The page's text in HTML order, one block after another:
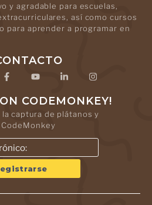
y agradable para escuelas,
así como cursos
para aprender a programar en
CODEMONKEY!
captura de plátanos y